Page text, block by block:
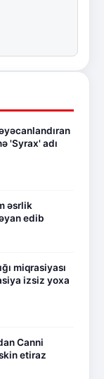
'Syrax' adı
əsrlik
edib
miqrasiyası
izsiz yoxa
Canni
etiraz